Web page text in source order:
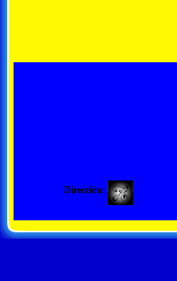
Dirección: